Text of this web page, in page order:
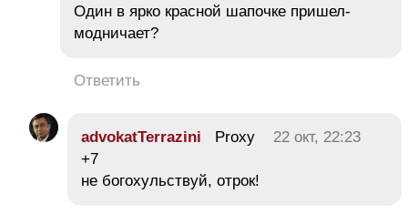
Один в ярко красной шапочке пришел-
модничает?
Ответить
advokatTerrazini Proxy
22 окт, 22:23
+7
не богохульствуй, отрок!